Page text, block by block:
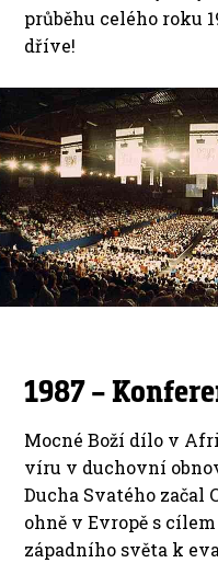
průběhu celého roku
dříve!
1987 –
Mocné Boží dílo v
víru v duchovní
Ducha Svatého začal
ohně v Evropě s
západního světa k